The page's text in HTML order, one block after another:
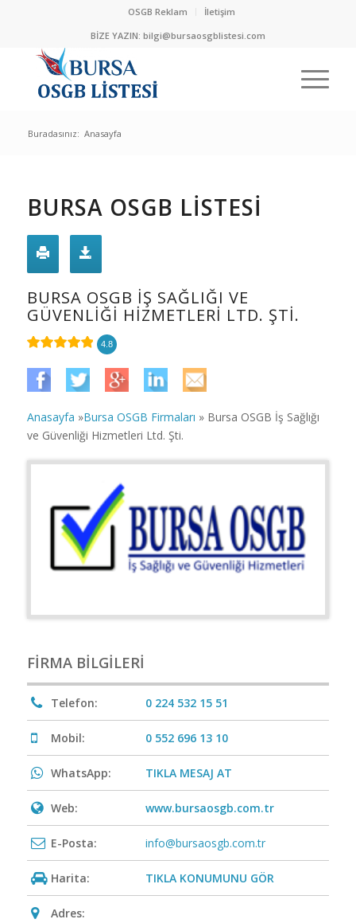
OSGB Reklam
İletişim
BİZE YAZIN: bilgi@bursaosgblistesi.com
Buradasınız: Anasayfa
BURSA OSGB LİSTESİ
BURSA OSGB İŞ SAĞLIĞI VE
GÜVENLIĞI HIZMETLERI LTD. ŞTI.
4.8
Anasayfa »Bursa OSGB Firmaları » Bursa OSGB İş Sağlığı
ve Güvenliği Hizmetleri Ltd. Şti.
FIRMA BILGILERI
Telefon: 0 224 532 15 51
Mobil: 0 552 696 13 10
WhatsApp: TIKLA MESAJ AT
Web: www.bursaosgb.com.tr
E-Posta: info@bursaosgb.com.tr
Harita: TIKLA KONUMUNU GÖR
Adres: